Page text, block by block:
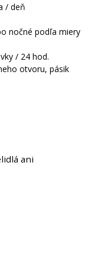
/ deň
nočné podľa miery
/ 24 hod.
otvoru, pásik
ani